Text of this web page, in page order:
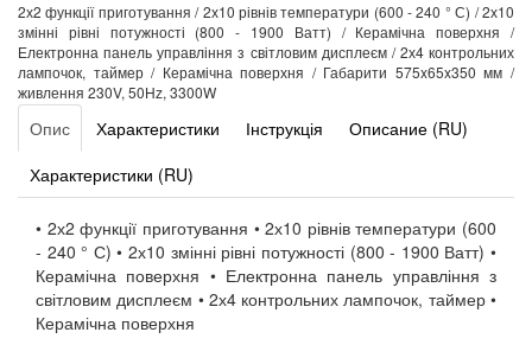
2х2 функції приготування / 2х10 рівнів температури (600 - 240 ° С) / 2х10
змінні рівні потужності (800 - 1900 Ватт) / Керамічна поверхня /
Електронна панель управління з світловим дисплеєм / 2х4 контрольних
лампочок, таймер / Керамічна поверхня / Габарити 575x65x350 мм /
живлення 230V, 50Hz, 3300W
Опис Характеристики Інструкція
Описание (RU)
Характеристики (RU)
• 2х2 функції приготування • 2х10 рівнів температури (600
- 240 ° С) • 2х10 змінні рівні потужності (800 - 1900 Ватт) •
Керамічна поверхня • Електронна панель управління з
світловим дисплеєм • 2х4 контрольних лампочок, таймер •
Керамічна поверхня